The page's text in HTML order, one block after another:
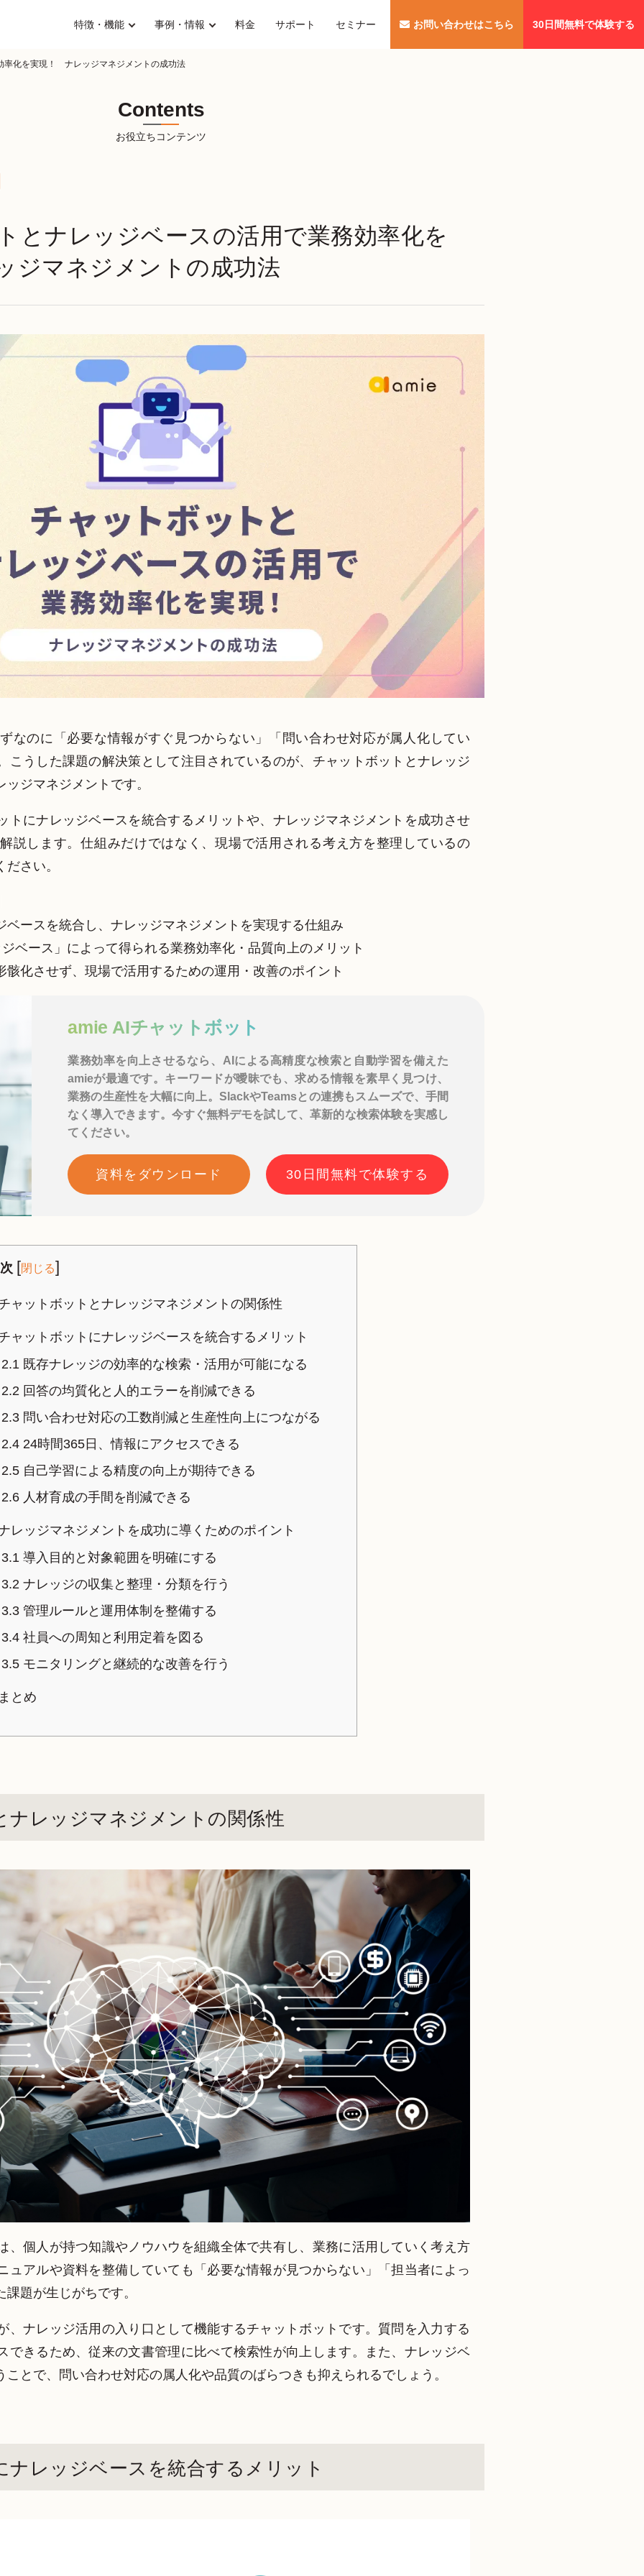
特徴・機能 事例・情報 料金 サポート セミナー お問い合わせはこちら 30日間無料で体験する
率化を実現！ ナレッジマネジメントの成功法
Contents
お役立ちコンテンツ
とナレッジベースの活用で業務効率化を
マネジメントの成功法
なのに「必要な情報がすぐ見つからない」「問い合わせ対応が属人化してい
こうした課題の解決策として注目されているのが、チャットボットとナレッジ
ジマネジメントです。
トにナレッジベースを統合するメリットや、ナレッジマネジメントを成功させ
説します。仕組みだけではなく、現場で活用される考え方を整理しているの
さい。
ベースを統合し、ナレッジマネジメントを実現する仕組み
ジベース」によって得られる業務効率化・品質向上のメリット
骸化させず、現場で活用するための運用・改善のポイント
amie AIチャットボット
業務効率を向上させるなら、AIによる高精度な検索と自動学習を備えた
amieが最適です。キーワードが曖昧でも、求める情報を素早く見つけ、
業務の生産性を大幅に向上。SlackやTeamsとの連携もスムーズで、手間
なく導入できます。今すぐ無料デモを試して、革新的な検索体験を実感し
てください。
資料をダウンロード 30日間無料で体験する
[閉じる]
ャットボットとナレッジマネジメントの関係性
ャットボットにナレッジベースを統合するメリット
2.1 既存ナレッジの効率的な検索・活用が可能になる
2.2 回答の均質化と人的エラーを削減できる
2.3 問い合わせ対応の工数削減と生産性向上につながる
2.4 24時間365日、情報にアクセスできる
2.5 自己学習による精度の向上が期待できる
2.6 人材育成の手間を削減できる
レッジマネジメントを成功に導くためのポイント
3.1 導入目的と対象範囲を明確にする
3.2 ナレッジの収集と整理・分類を行う
3.3 管理ルールと運用体制を整備する
3.4 社員への周知と利用定着を図る
3.5 モニタリングと継続的な改善を行う
まとめ
ナレッジマネジメントの関係性
、個人が持つ知識やノウハウを組織全体で共有し、業務に活用していく考え方
ュアルや資料を整備していても「必要な情報が見つからない」「担当者によっ
題が生じがちです。
、ナレッジ活用の入り口として機能するチャットボットです。質問を入力する
できるため、従来の文書管理に比べて検索性が向上します。また、ナレッジベ
とで、問い合わせ対応の属人化や品質のばらつきも抑えられるでしょう。
ナレッジベースを統合するメリット